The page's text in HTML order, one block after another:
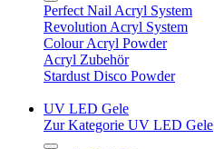
Perfect Nail Acryl System
Revolution Acryl System
Colour Acryl Powder
Acryl Zubehör
Stardust Disco Powder
UV LED Gele
Zur Kategorie UV LED Gele